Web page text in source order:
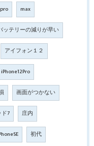
pro max
ッテリーの減りが早い
アイフォン１２
iPhone12Pro
画面がつかない
7 庄内
初代